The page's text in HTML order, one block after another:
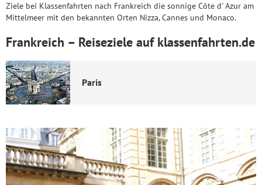
Ziele bei Klassenfahrten nach Frankreich die sonnige Côte d' Azur am
Mittelmeer mit den bekannten Orten Nizza, Cannes und Monaco.
Frankreich – Reiseziele auf klassenfahrten.de
Paris